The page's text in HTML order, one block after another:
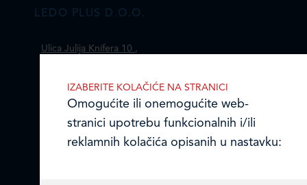
LEDO PLUS D.O.O.
Ulica Julija Knifera 10 ,
TEL: +385 (0)1 2385 555
OIB 07179054100
Matični broj (MB): 4938763
IZABERITE KOLAČIĆE NA STRANICI
Omogućite ili onemogućite web-
stranici upotrebu funkcionalnih i/ili
reklamnih kolačića opisanih u nastavku: